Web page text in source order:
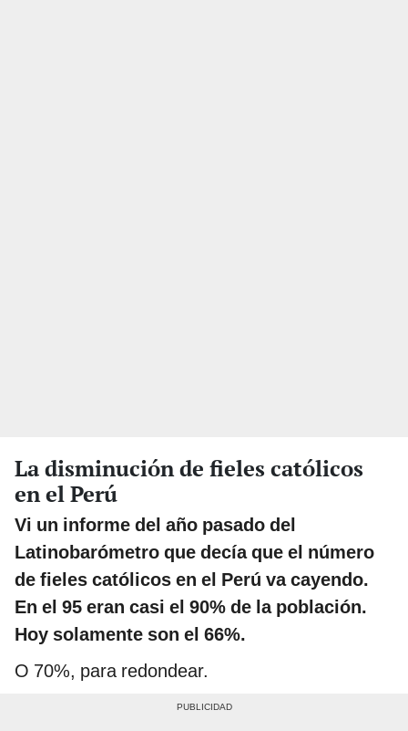
La disminución de fieles católicos
en el Perú
Vi un informe del año pasado del
Latinobarómetro que decía que el número
de fieles católicos en el Perú va cayendo.
En el 95 eran casi el 90% de la población.
Hoy solamente son el 66%.
O 70%, para redondear.